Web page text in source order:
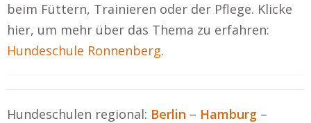
beim Füttern, Trainieren oder der Pflege. Klicke
hier, um mehr über das Thema zu erfahren:
Hundeschule Ronnenberg.
Hundeschulen regional: Berlin – Hamburg –